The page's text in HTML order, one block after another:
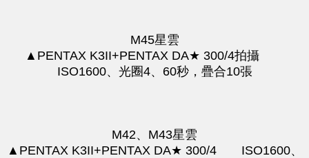
M45星雲
▲PENTAX K3II+PENTAX DA★ 300/4拍攝
ISO1600、光圈4、60秒，疊合10張
M42、M43星雲
▲PENTAX K3II+PENTAX DA★ 300/4 ISO1600、